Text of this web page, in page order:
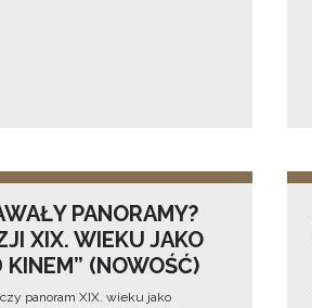
PANORAMY?
XIX. WIEKU JAKO
KINEM” (NOWOŚĆ)
panoram XIX. wieku jako